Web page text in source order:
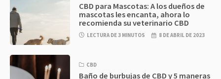
CBD para Mascotas: A los dueños de
mascotas les encanta, ahora lo
recomienda su veterinario CBD
LECTURA DE 3 MINUTOS 8 DE ABRIL DE 2023
CBD
Baño de burbujas de CBD y 5 maneras